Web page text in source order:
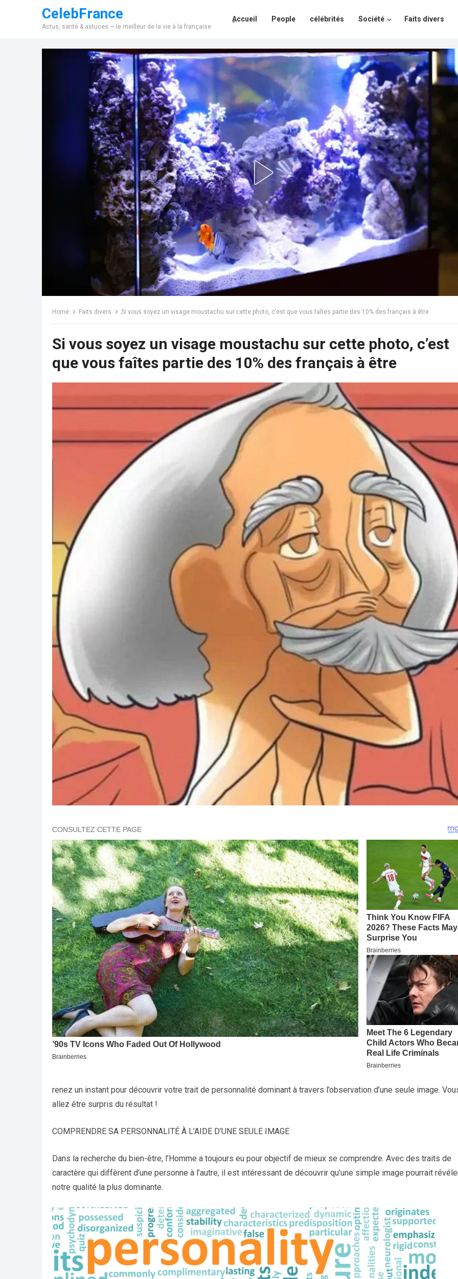
CelebFrance
Actus, santé & astuces — le meilleur de la vie à la française
ِAccueil People célébrités Société Faits divers
Home Faits divers Si vous soyez un visage moustachu sur cette photo, c’est que vous faîtes partie des 10% des français à être
Si vous soyez un visage moustachu sur cette photo, c’est
que vous faîtes partie des 10% des français à être
renez un instant pour découvrir votre trait de personnalité dominant à travers l’observation d’une seule image.
allez être surpris du résultat !
COMPRENDRE SA PERSONNALITÉ À L’AIDE D’UNE SEULE IMAGE
Dans la recherche du bien-être, l’Homme a toujours eu pour objectif de mieux se comprendre. Avec des traits de
caractère qui diffèrent d’une personne à l’autre, il est intéressant de découvrir qu’une simple image pourrait
notre qualité la plus dominante.